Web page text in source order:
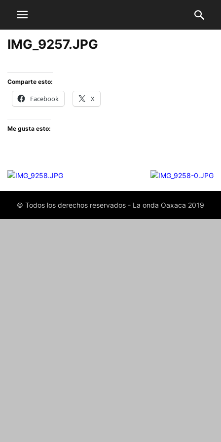
IMG_9257.JPG
Comparte esto:
Facebook X
Me gusta esto:
© Todos los derechos reservados - La onda Oaxaca 2019